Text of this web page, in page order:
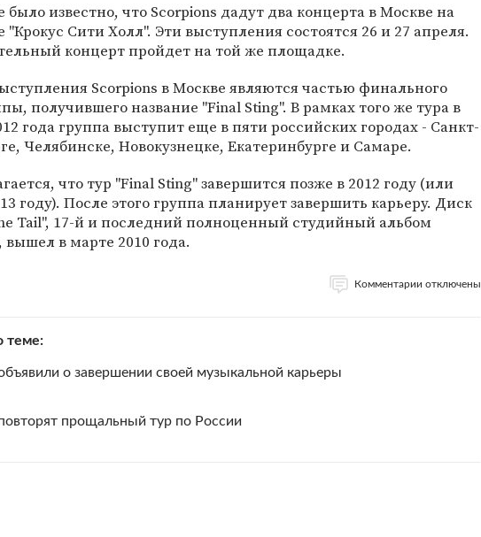
было известно, что Scorpions дадут два концерта в Москве на
Сити Холл". Эти выступления состоятся 26 и 27 апреля.
концерт пройдет на той же площадке.
Scorpions в Москве являются частью финального
получившего название "Final Sting". В рамках того же тура в
года группа выступит еще в пяти российских городах - Санкт-
Челябинске, Новокузнецке, Екатеринбурге и Самаре.
что тур "Final Sting" завершится позже в 2012 году (или
году). После этого группа планирует завершить карьеру. Диск
Tail", 17-й и последний полноценный студийный альбом
вышел в марте 2010 года.
Комментарии отключены
теме
о завершении своей музыкальной карьеры
прощальный тур по России